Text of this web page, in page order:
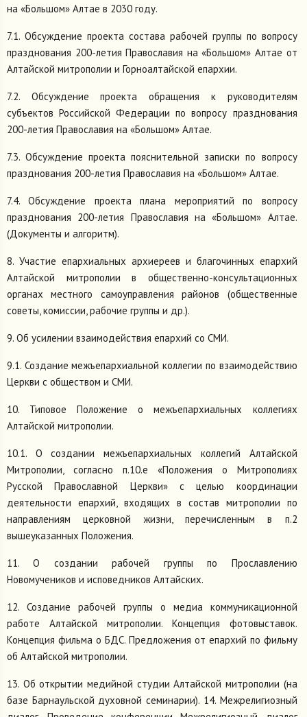
на «Большом» Алтае в 2030 году.
7.1. Обсуждение проекта состава рабочей группы по вопросу
празднования 200-летия Православия на «Большом» Алтае от
Алтайской митрополии и Горноалтайской епархии.
7.2. Обсуждение проекта обращения к руководителям
субъектов Российской Федерации по вопросу празднования
200-летия Православия на «Большом» Алтае.
7.3. Обсуждение проекта пояснительной записки по вопросу
празднования 200-летия Православия на «Большом» Алтае.
7.4. Обсуждение проекта плана мероприятий по вопросу
празднования 200-летия Православия на «Большом» Алтае.
(Документы и алгоритм).
8. Участие епархиальных архиереев и благочинных епархий
Алтайской митрополии в общественно-консультационных
органах местного самоуправления районов (общественные
советы, комиссии, рабочие группы и др.).
9. Об усилении взаимодействия епархий со СМИ.
9.1. Создание межъепархиальной коллегии по взаимодействию
Церкви с обществом и СМИ.
10. Типовое Положение о межъепархиальных коллегиях
Алтайской митрополии.
10.1. О создании межъепархиальных коллегий Алтайской
Митрополии, согласно п.10.e «Положения о Митрополиях
Русской Православной Церкви» с целью координации
деятельности епархий, входящих в состав митрополии по
направлениям церковной жизни, перечисленным в п.2
вышеуказанных Положения.
11. О создании рабочей группы по Прославлению
Новомучеников и исповедников Алтайских.
12. Создание рабочей группы о медиа коммуникационной
работе Алтайской митрополии. Концепция фотовыставок.
Концепция фильма о БДС. Предложения от епархий по фильму
об Алтайской митрополии.
13. Об открытии медийной студии Алтайской митрополии (на
базе Барнаульской духовной семинарии). 14. Межрелигиозный